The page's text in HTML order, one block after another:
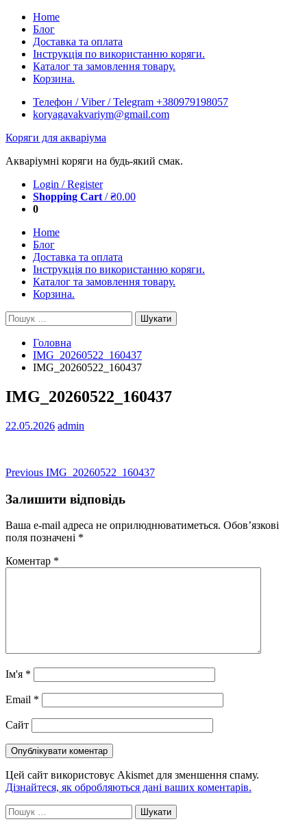
Skip
content
Home
Блог
Доставка та оплата
Інструкція по використанню коряги.
Каталог та замовлення товару.
Корзина.
Телефон / Viber / Telegram +380979198057
koryagavakvariym@gmail.com
Коряги для акваріума
Акваріумні коряги на будь-який смак.
Login / Register
Shopping Cart /₴0.00
0
Home
Блог
Доставка та оплата
Інструкція по використанню коряги.
Каталог та замовлення товару.
Корзина.
Пошук:
Головна
IMG_20260522_160437
IMG_20260522_160437
IMG_20260522_160437
22.05.2026 admin
Навігація
записів
Previous Previous
IMG_20260522_160437
Залишити відповідь
Ваша e-mail адреса не оприлюднюватиметься. Обов’язкові
поля позначені *
Коментар *
Ім'я *
Email *
Сайт
Цей сайт використовує Akismet для зменшення спаму.
Дізнайтеся, як обробляються дані ваших коментарів.
Пошук: